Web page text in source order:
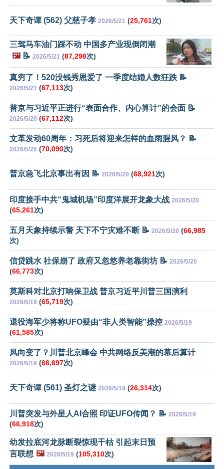
天下奇谭 (562) 父慈子孝 2026/5/21 (25,761次)
三驾马车油门踩不动 中国多产业现倒闭潮
🖼️📝 2026/5/21 (87,298次)
真穷了！520没钱秀恩爱了 一季度结婚人数狂跌 📝
2026/5/21 (67,113次)
普京与习近平正进行“表面合作、内心算计”的会面 📝
2026/5/20 (67,112次)
文革发动60周年：习死后将迎来怎样的血雨腥风？ 📝
2026/5/20 (70,090次)
普京急飞北京事出有因 📝 2026/5/20 (68,921次)
印度接手中共“鬼城机场”印度洋展开龙象大战 2026/5/20
(65,261次)
五月天象持续示警 天下不宁灾难不断 📝 2026/5/20 (66,985
次)
信贷跳水 社保崩了 政府又忽悠养老靠街坊 📝 2026/5/20
(66,773次)
莫斯科对北京打响保卫战 普京习近平川普三国演利
2026/5/19 (65,719次)
退役海军少将称UFO疑由“非人类智能”操控 2026/5/19
(61,585次)
风向变了？川普北京峰会 中共网络反美潮的幕后算计
2026/5/19 (66,697次)
天下奇谭 (561) 圣灯之谜 2026/5/19 (26,314次)
川普突发与外星人AI合照 印证UFO传闻？ 📝 2026/5/19
(66,918次)
幼发拉底河龙脉断裂惊现干枯 引起末日预
言联想 🖼️ 2026/5/19 (105,310次)